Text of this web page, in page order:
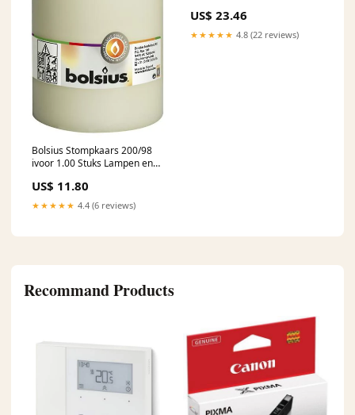
Bolsius Stompkaars 200/98
ivoor 1.00 Stuks Lampen en
US$ 11.80
★★★★★ 4.4 (6 reviews)
US$ 23.46
★★★★★ 4.8 (22 reviews)
Recommand Products